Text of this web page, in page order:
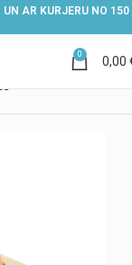
AR KURJERU NO 150
0 0,00